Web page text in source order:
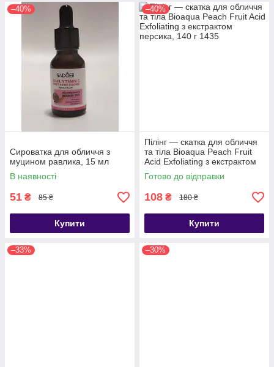
–40%
Сироватка для обличчя з
муцином равлика, 15 мл
В наявності
51 ₴ 85 ₴
Купити
–40%
Пілінг — скатка для обличчя
та тіла Bioaqua Peach Fruit
Acid Exfoliating з екстрактом
персика, 140 г
Готово до відправки
108 ₴ 180 ₴
Купити
–33% –30%